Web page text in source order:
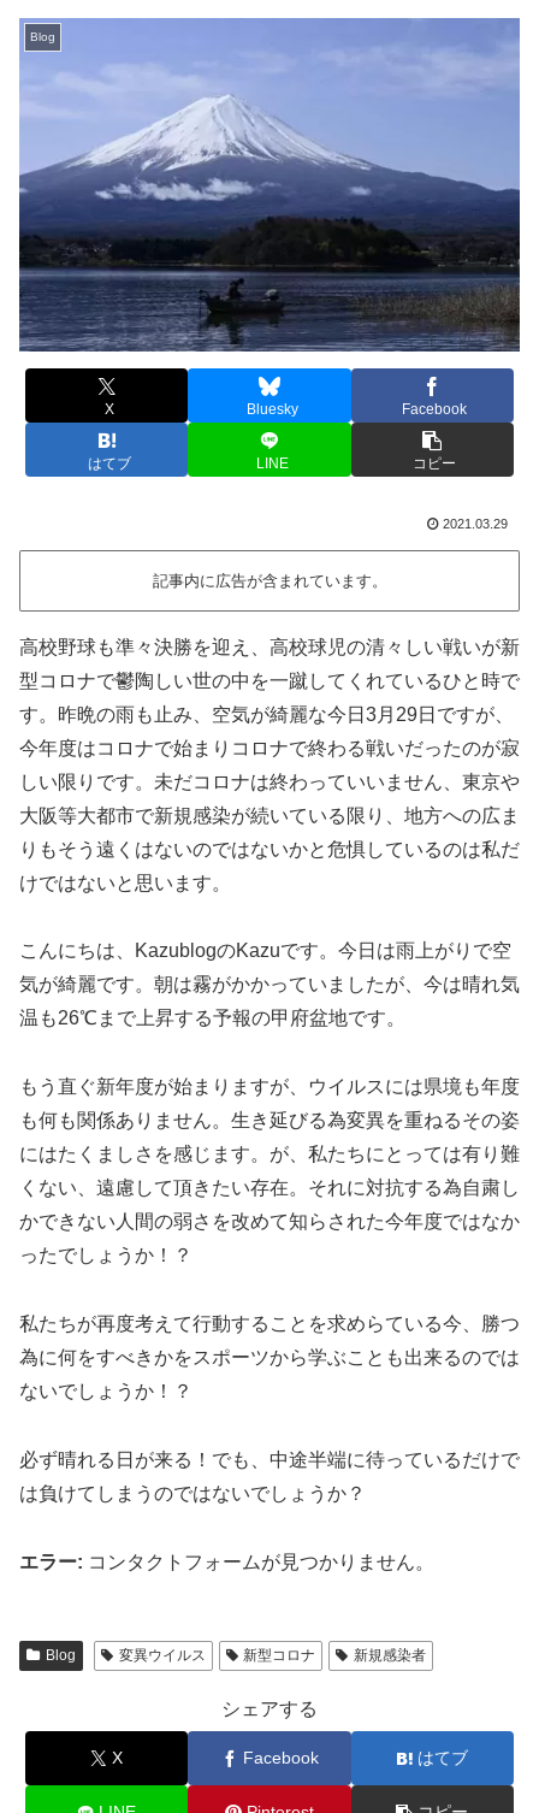
Blog
X Bluesky Facebook
はてブ LINE コピー
2021.03.29
記事内に広告が含まれています。
高校野球も準々決勝を迎え、高校球児の清々しい戦いが新
型コロナで鬱陶しい世の中を一蹴してくれているひと時で
す。昨晩の雨も止み、空気が綺麗な今日3月29日ですが、
今年度はコロナで始まりコロナで終わる戦いだったのが寂
しい限りです。未だコロナは終わっていいません、東京や
大阪等大都市で新規感染が続いている限り、地方への広ま
りもそう遠くはないのではないかと危惧しているのは私だ
けではないと思います。
こんにちは、KazublogのKazuです。今日は雨上がりで空
気が綺麗です。朝は霧がかかっていましたが、今は晴れ気
温も26℃まで上昇する予報の甲府盆地です。
もう直ぐ新年度が始まりますが、ウイルスには県境も年度
も何も関係ありません。生き延びる為変異を重ねるその姿
にはたくましさを感じます。が、私たちにとっては有り難
くない、遠慮して頂きたい存在。それに対抗する為自粛し
かできない人間の弱さを改めて知らされた今年度ではなか
ったでしょうか！？
私たちが再度考えて行動することを求めらている今、勝つ
為に何をすべきかをスポーツから学ぶことも出来るのでは
ないでしょうか！？
必ず晴れる日が来る！でも、中途半端に待っているだけで
は負けてしまうのではないでしょうか？
エラー: コンタクトフォームが見つかりません。
Blog 変異ウイルス 新型コロナ 新規感染者
シェアする
X Facebook はてブ